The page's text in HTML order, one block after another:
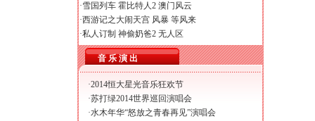
·雪国列车 霍比特人2 澳门风云
·西游记之大闹天宫 风暴 等风来
·私人订制 神偷奶爸2 无人区
音 乐 演 出
·2014恒大星光音乐狂欢节
·苏打绿2014世界巡回演唱会
·水木年华“怒放之青春再见”演唱会